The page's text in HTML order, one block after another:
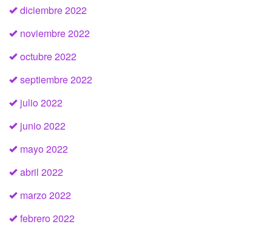
diciembre 2022
noviembre 2022
octubre 2022
septiembre 2022
julio 2022
junio 2022
mayo 2022
abril 2022
marzo 2022
febrero 2022